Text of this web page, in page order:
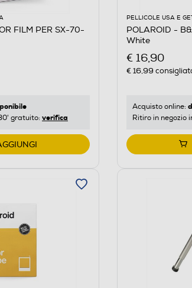
FILM PER SX-70-
gratuito: verifica
PELLICOLE USA E
POLAROID -
White
€ 16,90
€ 16,99
Acquisto online:
Ritiro in negozio